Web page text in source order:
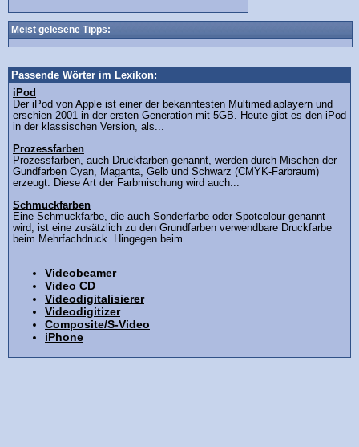
Meist gelesene Tipps:
Passende Wörter im Lexikon:
iPod
Der iPod von Apple ist einer der bekanntesten Multimediaplayern und
erschien 2001 in der ersten Generation mit 5GB. Heute gibt es den iPod
in der klassischen Version, als...
Prozessfarben
Prozessfarben, auch Druckfarben genannt, werden durch Mischen der
Gundfarben Cyan, Maganta, Gelb und Schwarz (CMYK-Farbraum)
erzeugt. Diese Art der Farbmischung wird auch...
Schmuckfarben
Eine Schmuckfarbe, die auch Sonderfarbe oder Spotcolour genannt
wird, ist eine zusätzlich zu den Grundfarben verwendbare Druckfarbe
beim Mehrfachdruck. Hingegen beim...
Videobeamer
Video CD
Videodigitalisierer
Videodigitizer
Composite/S-Video
iPhone